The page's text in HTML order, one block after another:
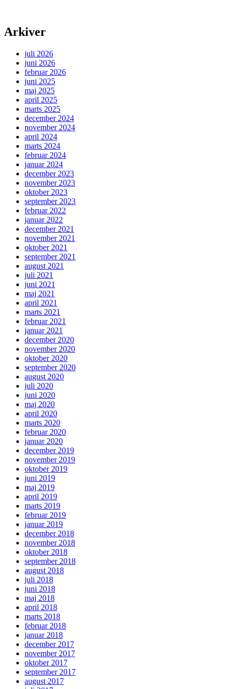
Arkiver
juli 2026
juni 2026
februar 2026
juni 2025
maj 2025
april 2025
marts 2025
december 2024
november 2024
april 2024
marts 2024
februar 2024
januar 2024
december 2023
november 2023
oktober 2023
september 2023
februar 2022
januar 2022
december 2021
november 2021
oktober 2021
september 2021
august 2021
juli 2021
juni 2021
maj 2021
april 2021
marts 2021
februar 2021
januar 2021
december 2020
november 2020
oktober 2020
september 2020
august 2020
juli 2020
juni 2020
maj 2020
april 2020
marts 2020
februar 2020
januar 2020
december 2019
november 2019
oktober 2019
juni 2019
maj 2019
april 2019
marts 2019
februar 2019
januar 2019
december 2018
november 2018
oktober 2018
september 2018
august 2018
juli 2018
juni 2018
maj 2018
april 2018
marts 2018
februar 2018
januar 2018
december 2017
november 2017
oktober 2017
september 2017
august 2017